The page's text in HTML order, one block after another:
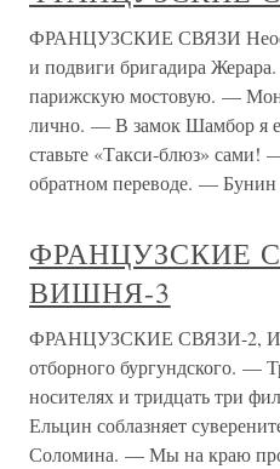
ФРАНЦУЗСКИЕ СВЯЗИ
и подвиги бригадира
парижскую мостовую. —
лично. — В замок Шамбор я
ставьте «Такси-блюз» сами!
обратном переводе. — Бунин
ФРАНЦУЗСКИЕ
ВИШНЯ-3
ФРАНЦУЗСКИЕ СВЯЗИ-2,
отборного бургундского. —
носителях и тридцать три
Ельцин соблазняет
Соломина. — Мы на краю